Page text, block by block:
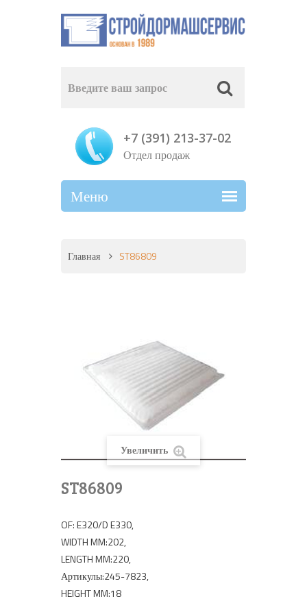
+7 (391) 213-37-02
Отдел продаж
Главная ST86809
Увеличить
ST86809
OF: E320/D E330,
WIDTH MM:202,
LENGTH MM:220,
Артикулы:245-7823,
HEIGHT MM:18